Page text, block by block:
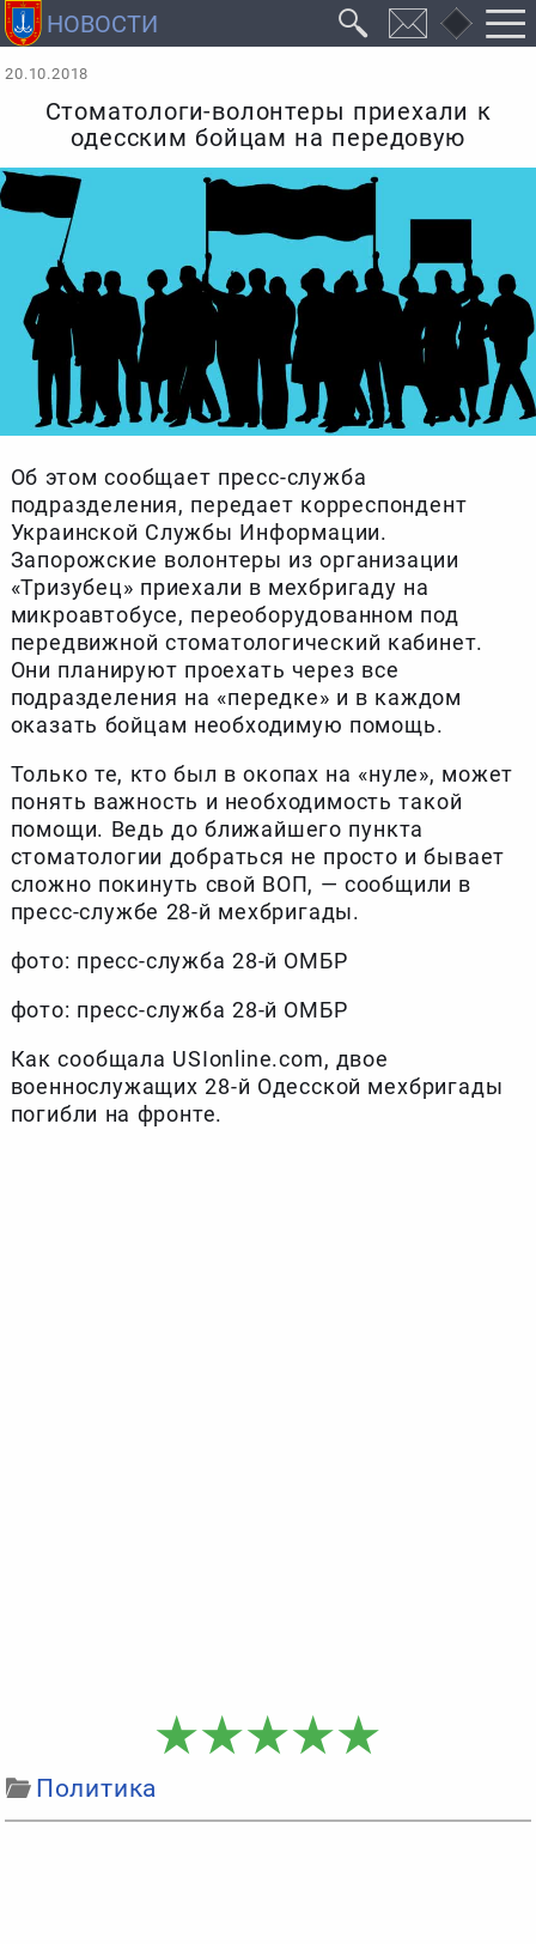
20.10.2018
Стоматологи-волонтеры приехали к
одесским бойцам на передовую
Об этом сообщает пресс-служба
подразделения, передает корреспондент
Украинской Службы Информации.
Запорожские волонтеры из организации
«Тризубец» приехали в мехбригаду на
микроавтобусе, переоборудованном под
передвижной стоматологический кабинет.
Они планируют проехать через все
подразделения на «передке» и в каждом
оказать бойцам необходимую помощь.
Только те, кто был в окопах на «нуле», может
понять важность и необходимость такой
помощи. Ведь до ближайшего пункта
стоматологии добраться не просто и бывает
сложно покинуть свой ВОП, — сообщили в
пресс-службе 28-й мехбригады.
фото: пресс-служба 28-й ОМБР
фото: пресс-служба 28-й ОМБР
Как сообщала USIonline.com, двое
военнослужащих 28-й Одесской мехбригады
погибли на фронте.
Политика